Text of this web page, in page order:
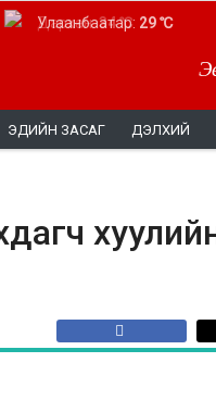
Дархан:34 ℃
Улаанбаатар: 29 ℃
ЭДИЙН ЗАСАГ ДЭЛХИЙ